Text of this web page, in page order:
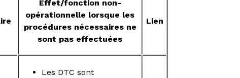
Effet/fonction non-
opérationnelle lorsque les
procédures nécessaires ne
sont pas effectuées
Lien
Les DTC sont